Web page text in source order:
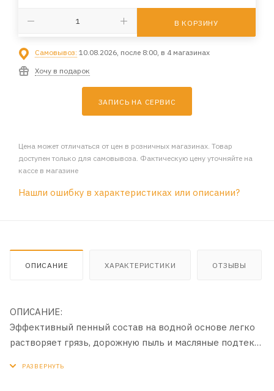
В КОРЗИНУ
Самовывоз: 10.08.2026, после 8:00, в 4 магазинах
Хочу в подарок
ЗАПИСЬ НА СЕРВИС
Цена может отличаться от цен в розничных магазинах. Товар
доступен только для самовывоза. Фактическую цену уточняйте на
кассе в магазине
Нашли ошибку в характеристиках или описании?
ОПИСАНИЕ ХАРАКТЕРИСТИКИ ОТЗЫВЫ
ОПИСАНИЕ:
Эффективный пенный состав на водной основе легко
растворяет грязь, дорожную пыль и масляные подтеки